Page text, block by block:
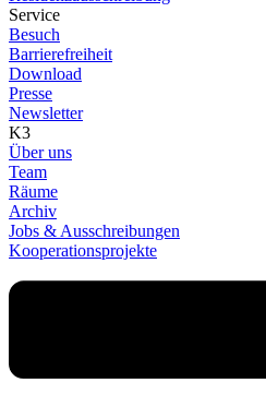
Service
Besuch
Barrierefreiheit
Download
Presse
Newsletter
K3
Über uns
Team
Räume
Archiv
Jobs & Ausschreibungen
Kooperationsprojekte